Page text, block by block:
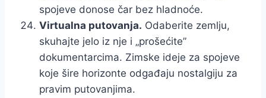
spojeve donose čar bez hladnoće.
Virtualna putovanja. Odaberite zemlju,
skuhajte jelo iz nje i „prošećite”
dokumentarcima. Zimske ideje za spojeve
koje šire horizonte odgađaju nostalgiju za
pravim putovanjima.